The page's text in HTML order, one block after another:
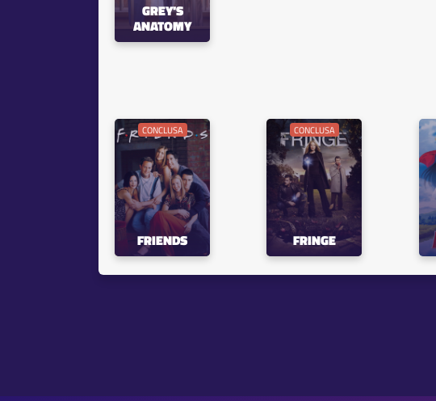
GREY'S
ANATOMY
CONCLUSA
FRIENDS
CONCLUSA
FRINGE